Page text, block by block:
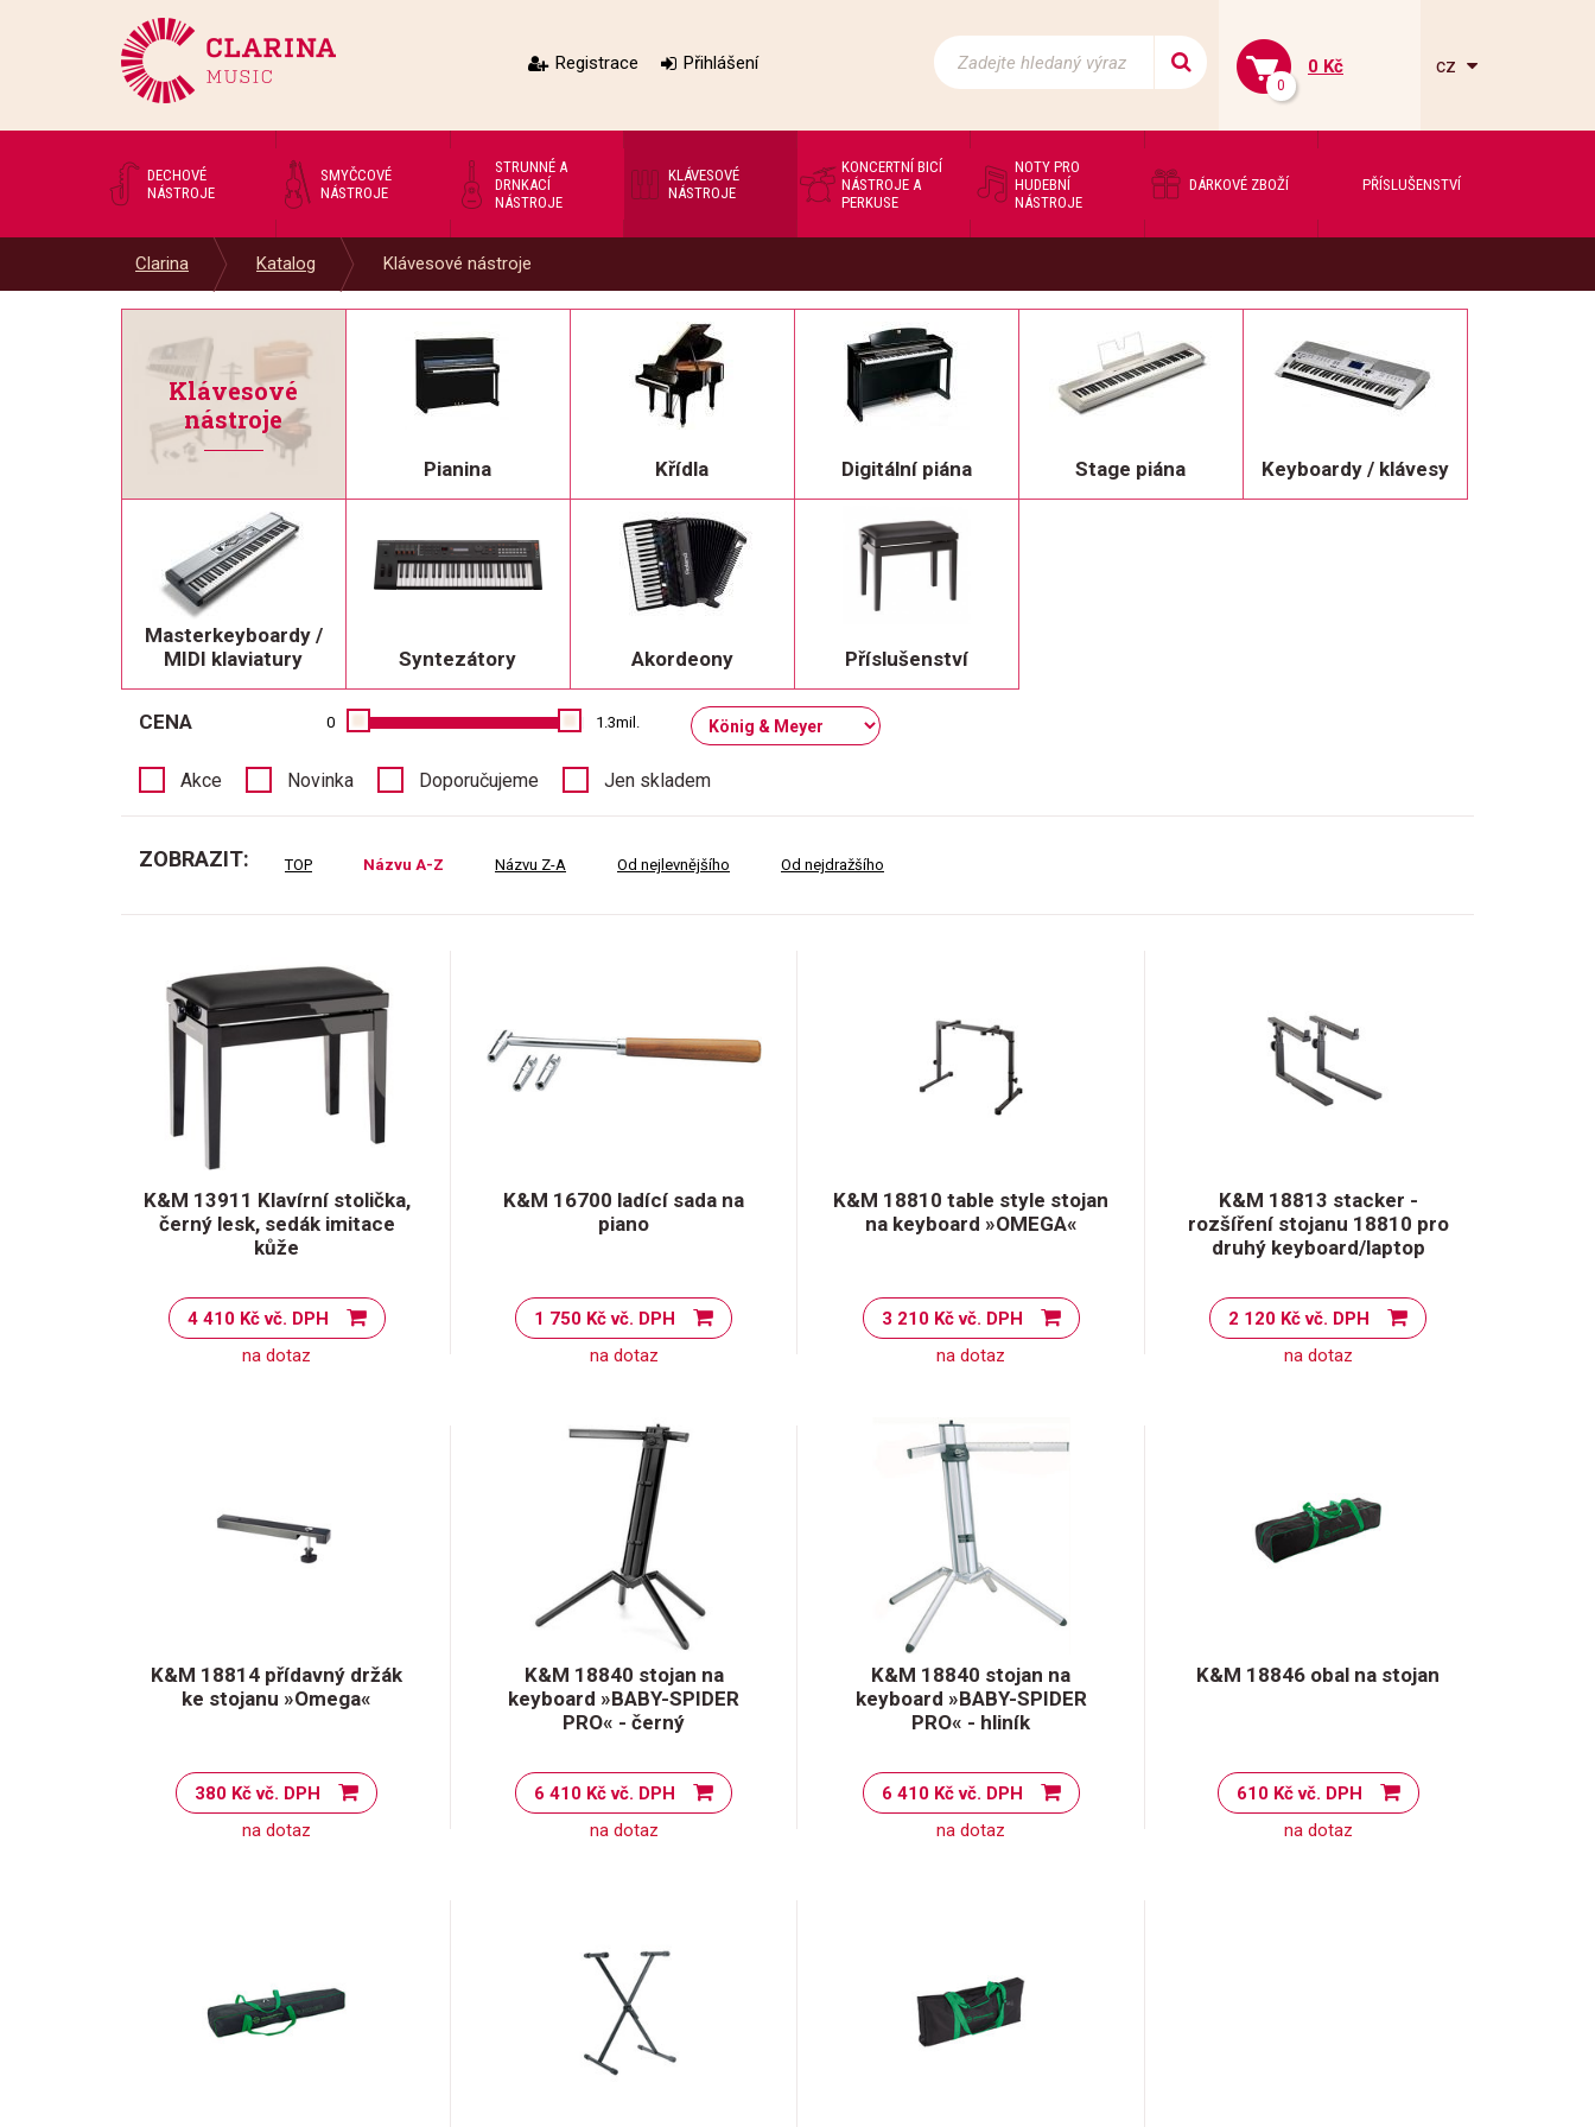
Registrace Přihlášení
0
0 Kč cz
DECHOVÉ
NÁSTROJE
SMYČCOVÉ
NÁSTROJE
STRUNNÉ A
DRNKACÍ
NÁSTROJE
KLÁVESOVÉ
NÁSTROJE
KONCERTNÍ BICÍ
NÁSTROJE A
PERKUSE
NOTY PRO
HUDEBNÍ
NÁSTROJE
DÁRKOVÉ ZBOŽÍ PŘÍSLUŠENSTVÍ
Clarina Katalog Klávesové nástroje
Klávesové
nástroje
Pianina Křídla Digitální piána Stage piána Keyboardy / klávesy
Masterkeyboardy /
MIDI klaviatury
Syntezátory Akordeony Příslušenství
CENA 0 1.3mil.
Akce Novinka Doporučujeme Jen skladem
ZOBRAZIT: TOP Názvu A-Z Názvu Z-A Od nejlevnějšího Od nejdražšího
K&M 13911 Klavírní stolička,
černý lesk, sedák imitace
kůže
4 410 Kč vč. DPH
na dotaz
K&M 16700 ladící sada na
piano
1 750 Kč vč. DPH
na dotaz
K&M 18810 table style stojan
na keyboard »OMEGA«
3 210 Kč vč. DPH
na dotaz
K&M 18813 stacker -
rozšíření stojanu 18810 pro
druhý keyboard/laptop
2 120 Kč vč. DPH
na dotaz
K&M 18814 přídavný držák
ke stojanu »Omega«
380 Kč vč. DPH
na dotaz
K&M 18840 stojan na
keyboard »BABY-SPIDER
PRO« - černý
6 410 Kč vč. DPH
na dotaz
K&M 18840 stojan na
keyboard »BABY-SPIDER
PRO« - hliník
6 410 Kč vč. DPH
na dotaz
K&M 18846 obal na stojan
610 Kč vč. DPH
na dotaz